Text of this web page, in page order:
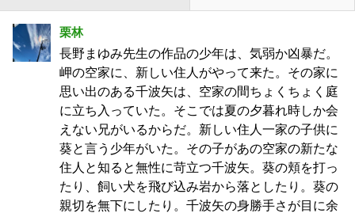
栗林
長野まゆみ先生の作品の少年は、気弱か凶暴だ。
岬の空家に、新しい住人がやって来た。その家に
思い出のある千波矢は、空家の間ちょくちょく庭
に立ち入っていた。そこでは夏の夕暮れ時しか会
えない兄がいるからだ。新しい住人一家の子供に
葵と言う少年がいた。その子があの空家の新たな
住人と知ると無性に苛立つ千波矢。葵の頬を打っ
たり、飼い犬を飛び込み岩から落としたり。葵の
親切を無下にしたり。千波矢の身勝手さが目に余